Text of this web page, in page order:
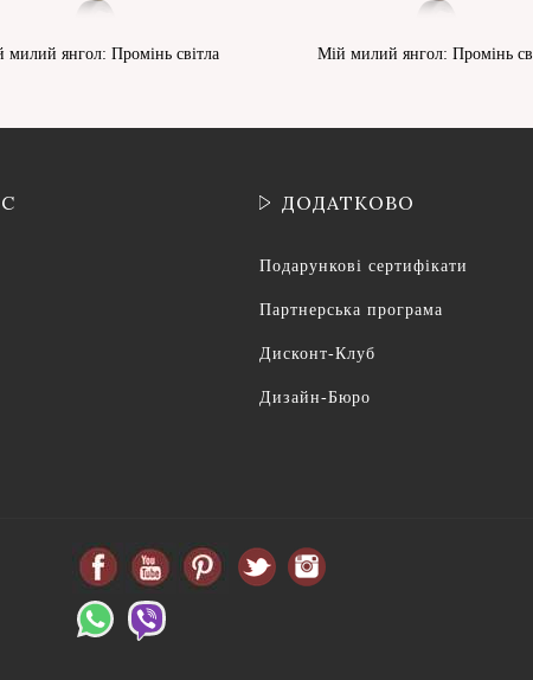
милий янгол: Промінь світла Мій милий янгол: Промінь
ДОДАТКОВО
Подарункові сертифікати
Партнерська програма
Дисконт-Клуб
Дизайн-Бюро